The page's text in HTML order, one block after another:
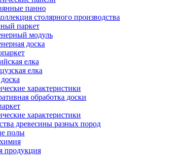
панно
столярного производства
паркет
модуль
доска
елка
елка
характеристики
обработка доски
характеристики
древесины разных пород
полы
продукция